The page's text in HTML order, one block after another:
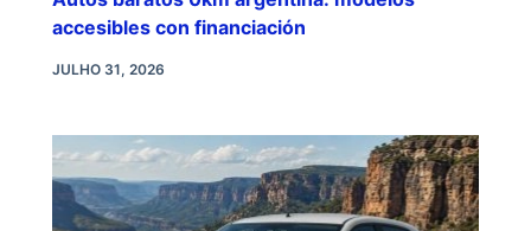
accesibles con financiación
JULHO 31, 2026